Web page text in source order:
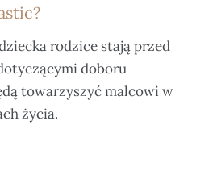
rodzice stają przed
doboru
towarzyszyć malcowi w
życia.